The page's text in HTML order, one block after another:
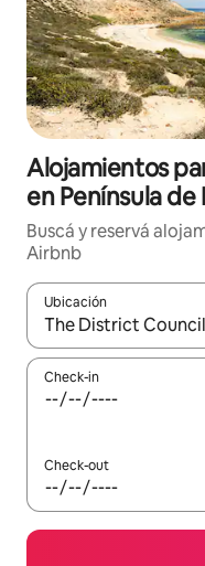
Alojamientos
en Península de
Buscá y reservá
Airbnb
Ubicación
Cuando los
Check-in
Check-out